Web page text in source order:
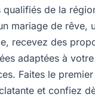
qualifiés de la
mariage de rêve,
recevez des
adaptées à
Faites le
et confiez